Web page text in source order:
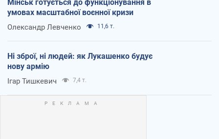
Мінськ готується до функціонування в
умовах масштабної воєнної кризи
Олександр Левченко 11,6 т.
Ні зброї, ні людей: як Лукашенко будує
нову армію
Ігар Тишкевич 7,4 т.